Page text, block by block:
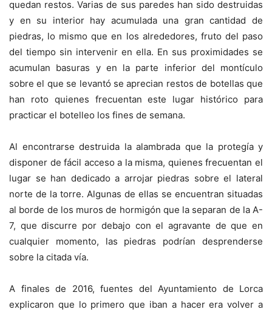
quedan restos. Varias de sus paredes han sido destruidas
y en su interior hay acumulada una gran cantidad de
piedras, lo mismo que en los alrededores, fruto del paso
del tiempo sin intervenir en ella. En sus proximidades se
acumulan basuras y en la parte inferior del montículo
sobre el que se levantó se aprecian restos de botellas que
han roto quienes frecuentan este lugar histórico para
practicar el botelleo los fines de semana.
Al encontrarse destruida la alambrada que la protegía y
disponer de fácil acceso a la misma, quienes frecuentan el
lugar se han dedicado a arrojar piedras sobre el lateral
norte de la torre. Algunas de ellas se encuentran situadas
al borde de los muros de hormigón que la separan de la A-
7, que discurre por debajo con el agravante de que en
cualquier momento, las piedras podrían desprenderse
sobre la citada vía.
A finales de 2016, fuentes del Ayuntamiento de Lorca
explicaron que lo primero que iban a hacer era volver a